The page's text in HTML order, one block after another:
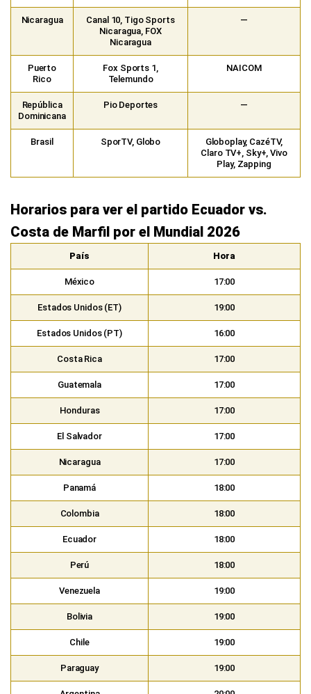
Nicaragua
Canal 10, Tigo Sports
Nicaragua, FOX
Nicaragua
—
Puerto
Rico
Fox Sports 1,
Telemundo
NAICOM
República
Dominicana
Pio Deportes —
Brasil SporTV, Globo
Globoplay, CazéTV,
Claro TV+, Sky+, Vivo
Play, Zapping
Horarios para ver el partido Ecuador vs.
Costa de Marfil por el Mundial 2026
País Hora
México 17:00
Estados Unidos (ET) 19:00
Estados Unidos (PT) 16:00
Costa Rica 17:00
Guatemala 17:00
Honduras 17:00
El Salvador 17:00
Nicaragua 17:00
Panamá 18:00
Colombia 18:00
Ecuador 18:00
Perú 18:00
Venezuela 19:00
Bolivia 19:00
Chile 19:00
Paraguay 19:00